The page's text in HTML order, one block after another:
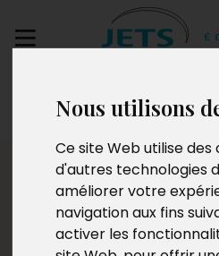
Nous utilisons
Ce site Web utilise des
d'autres technologies
améliorer votre
navigation aux fins
activer les
manuscrit
Presse